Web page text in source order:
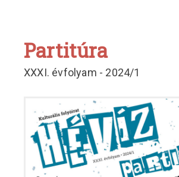
Partitúra
XXXI. évfolyam - 2024/1